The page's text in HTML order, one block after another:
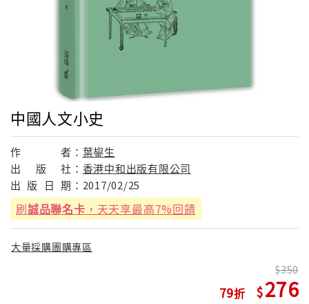
中國人文小史
作 者： 葉鋆生
出
版 社： 香港中和出版有限公司
出 版 日 期： 2017/02/25
刷誠品聯名卡 ，天天享最高7%回饋
大量採購團購專區
79
350
276